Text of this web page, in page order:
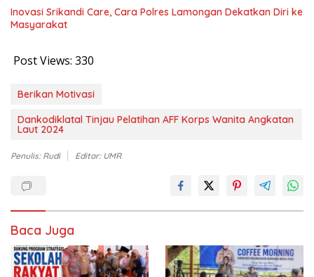
Inovasi Srikandi Care, Cara Polres Lamongan Dekatkan Diri ke
Masyarakat
Post Views: 330
Berikan Motivasi
Dankodiklatal Tinjau Pelatihan AFF Korps Wanita Angkatan
Laut 2024
Penulis: Rudi Editor: UMR
Baca Juga